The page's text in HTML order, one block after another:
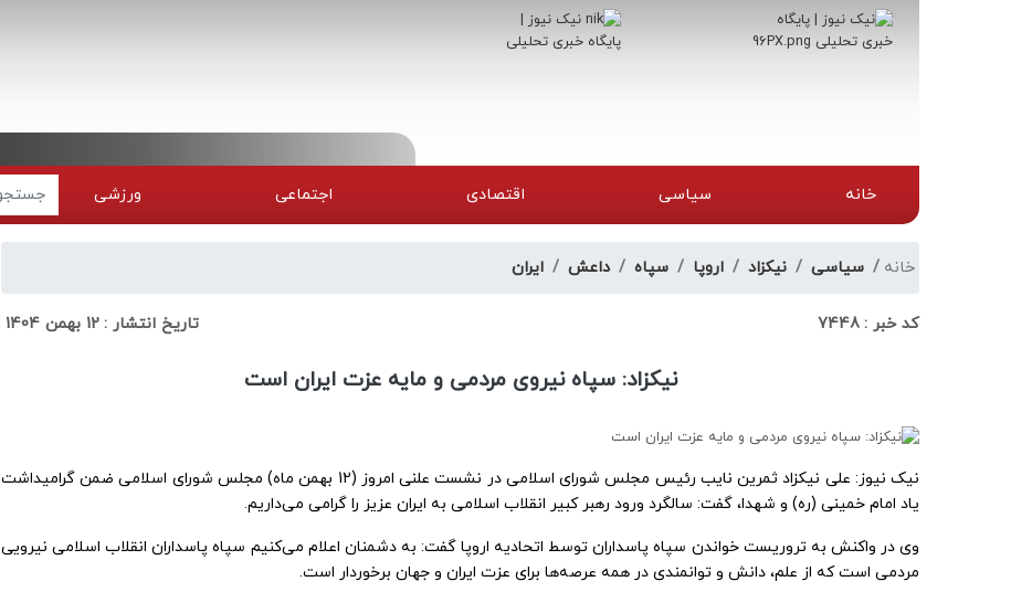
خانه سیاسی اقتصادی اجتماعی ورزشی
خانه سیاسی نیکزاد اروپا سپاه داعش ایران
کد خبر : 7448 تاریخ انتشار : 12 بهمن 1404
نیکزاد: سپاه نیروی مردمی و مایه عزت ایران است
نیک نیوز: علی نیکزاد ثمرین نایب رئیس مجلس شورای اسلامی در نشست علنی امروز (12 بهمن ماه) مجلس شورای اسلامی ضمن گرامیداشت
یاد امام خمینی (ره) و شهدا، گفت: سالگرد ورود رهبر کبیر انقلاب اسلامی به ایران عزیز را گرامی می‌داریم.
وی در واکنش به تروریست خواندن سپاه پاسداران توسط اتحادیه اروپا گفت: به دشمنان اعلام می‌کنیم سپاه پاسداران انقلاب اسلامی نیرویی
مردمی است که از علم، دانش و توانمندی در همه عرصه‌ها برای عزت ایران و جهان برخوردار است.